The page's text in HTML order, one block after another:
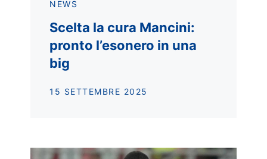
NEWS
Scelta la cura Mancini:
pronto l’esonero in una
big
15 SETTEMBRE 2025